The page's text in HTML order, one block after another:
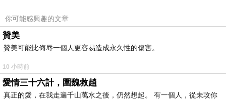
不可硬著心，像出埃及的以色列民一樣
口頭說要聽從神的話，但一遇到試探和苦難時
心就剛硬，口說抱怨的話、行事悖逆
以致惹神的怒氣說︰他們斷不可進入我的安息
口說抱怨、行事悖逆，全是因為他們
因此，
你可能感興趣的文章
贊美
贊美可能比侮辱一個人更容易造成永久性的傷害。
10 小時前
愛情三十六計，圍魏救趙
真正的愛，在我走遍千山萬水之後，仍然想起。 有一個人，從未攻你